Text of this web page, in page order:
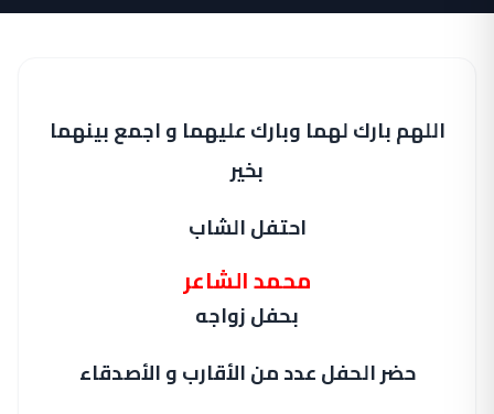
اللهم بارك لهما وبارك عليهما و اجمع بينهما
بخير
احتفل الشاب
محمد الشاعر
بحفل زواجه
حضر الحفل عدد من الأقارب و الأصدقاء